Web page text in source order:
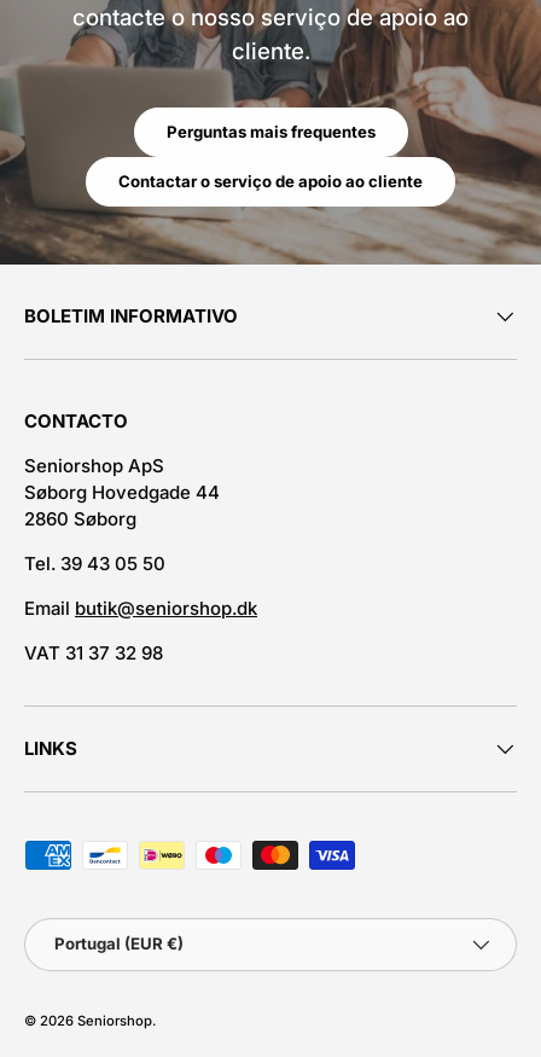
contacte o nosso serviço de apoio ao
cliente.
Perguntas mais frequentes
Contactar o serviço de apoio ao cliente
BOLETIM INFORMATIVO
CONTACTO
Seniorshop ApS
Søborg Hovedgade 44
2860 Søborg
Tel. 39 43 05 50
Email butik@seniorshop.dk
VAT 31 37 32 98
LINKS
Métodos de pagamento aceites
País
Portugal (EUR €)
© 2026 Seniorshop.